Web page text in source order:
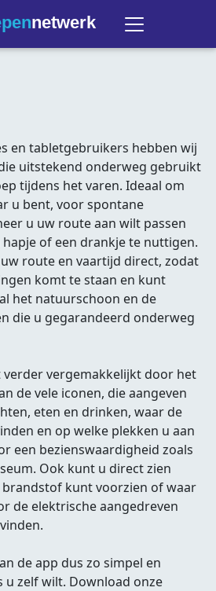
netwerk
en tabletgebruikers hebben wij
uitstekend onderweg gebruikt
tijdens het varen. Ideaal om
u bent, voor spontane
u uw route aan wilt passen
of een drankje te nuttigen.
route en vaartijd direct, zodat
komt te staan en kunt
het natuurschoon en de
die u gegarandeerd onderweg
vergemakkelijkt door het
de vele iconen, die aangeven
eten en drinken, waar de
en op welke plekken u aan
een bezienswaardigheid zoals
Ook kunt u direct zien
kunt voorzien of waar
de elektrische aangedreven
de app dus zo simpel en
u zelf wilt. Download onze